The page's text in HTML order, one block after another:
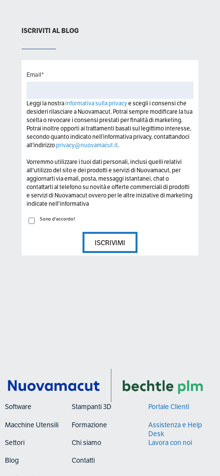
ISCRIVITI AL BLOG
Email*
Leggi la nostra informativa sulla privacye scegli i consensi che
desideri rilasciare a Nuovamacut. Potrai sempre modificare la tua
scelta o revocare i consensi prestati per finalità di marketing.
Potrai inoltre opporti ai trattamenti basati sul legittimo interesse,
secondo quanto indicato nell’informativa privacy, contattandoci
all’indirizzoprivacy@nuovamacut.it.
Vorremmo utilizzare i tuoi dati personali, inclusi quelli relativi
all'utilizzo del sito e dei prodotti e servizi di Nuovamacut, per
aggiornarti via email, posta, messaggi istantanei, chat o
contattarti al telefono su novità e offerte commerciali di prodotti
e servizi di Nuovamacut ovvero per le altre iniziative di marketing
indicate nell'informativa
Sono d'accordo!
Software Stampanti 3D
Macchine Utensili Formazione
Settori Chi siamo
Blog Contatti
Portale Clienti
Assistenza e Help
Desk
Lavora con noi